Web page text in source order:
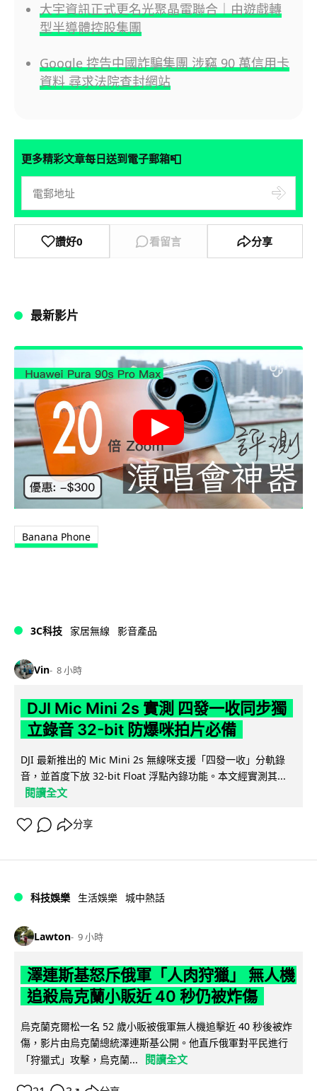
大宇資訊正式更名光聚晶電聯合｜由遊戲轉
型半導體控股集團
Google 控告中國詐騙集團 涉竊 90 萬信用卡
資料 尋求法院查封網站
更多精彩文章每日送到電子郵箱📮
讚好0 看留言 分享
最新影片
Banana Phone
3C科技 家居無線 影音產品
Vin 8 小時
DJI Mic Mini 2s 實測 四發一收同步獨
立錄音 32-bit 防爆咪拍片必備
DJI 最新推出的 Mic Mini 2s 無線咪支援「四發一收」分軌錄
音，並首度下放 32-bit Float 浮點內錄功能。本文經實測其...
閱讀全文
分享
科技娛樂 生活娛樂 城中熱話
Lawton 9 小時
澤連斯基怒斥俄軍「人肉狩獵」 無人機
追殺烏克蘭小販近 40 秒仍被炸傷
烏克蘭克爾松一名 52 歲小販被俄軍無人機追擊近 40 秒後被炸
傷，影片由烏克蘭總統澤連斯基公開。他直斥俄軍對平民進行
「狩獵式」攻擊，烏克蘭...
閱讀全文